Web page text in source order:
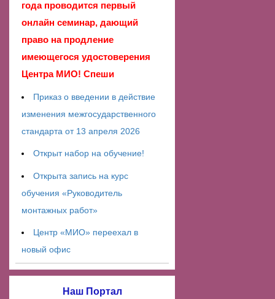
года проводится первый
онлайн семинар, дающий
право на продление
имеющегося удостоверения
Центра МИО! Спеши
Приказ о введении в действие
изменения межгосударственного
стандарта от 13 апреля 2026
Открыт набор на обучение!
Открыта запись на курс
обучения «Руководитель
монтажных работ»
Центр «МИО» переехал в
новый офис
Наш Портал